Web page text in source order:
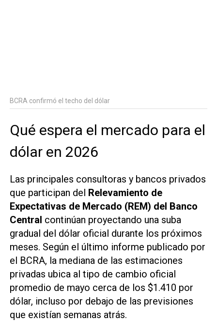
BCRA confirmó el techo del dólar
Qué espera el mercado para el
dólar en 2026
Las principales consultoras y bancos privados
que participan del Relevamiento de
Expectativas de Mercado (REM) del Banco
Central continúan proyectando una suba
gradual del dólar oficial durante los próximos
meses. Según el último informe publicado por
el BCRA, la mediana de las estimaciones
privadas ubica al tipo de cambio oficial
promedio de mayo cerca de los $1.410 por
dólar, incluso por debajo de las previsiones
que existían semanas atrás.